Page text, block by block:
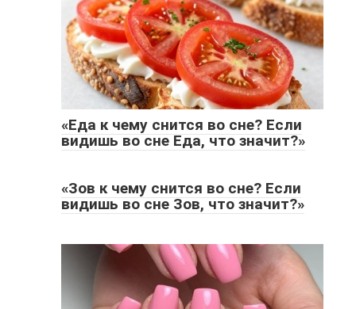
«Еда к чему снится во сне? Если
видишь во сне Еда, что значит?»
«Зов к чему снится во сне? Если
видишь во сне Зов, что значит?»